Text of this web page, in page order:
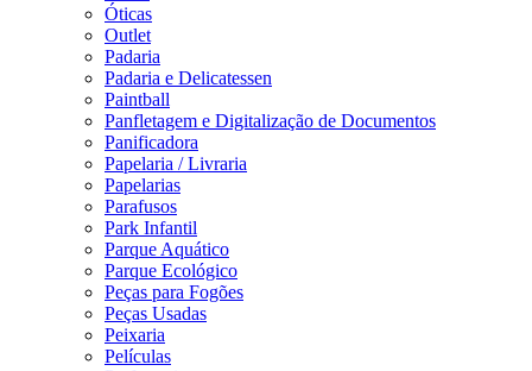
Óticas
Outlet
Padaria
Padaria e Delicatessen
Paintball
Panfletagem e Digitalização de Documentos
Panificadora
Papelaria / Livraria
Papelarias
Parafusos
Park Infantil
Parque Aquático
Parque Ecológico
Peças para Fogões
Peças Usadas
Peixaria
Películas